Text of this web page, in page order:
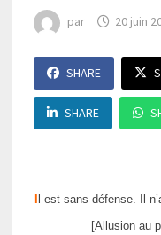
par 20 juin
SHARE
SHARE
l est sans défense. Il
[Allusion au